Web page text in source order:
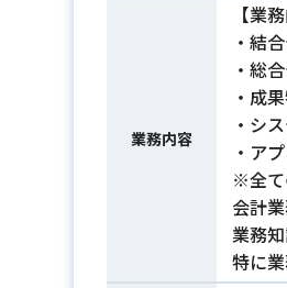
業務内容
【業
・結
・総
・成
・シ
・ア
※全て
会計
業務
特に